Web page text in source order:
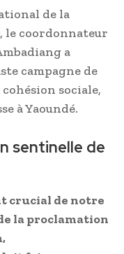
de la
le coordonnateur
a
campagne de
sociale,
à Yaoundé.
sentinelle de
crucial de notre
la proclamation